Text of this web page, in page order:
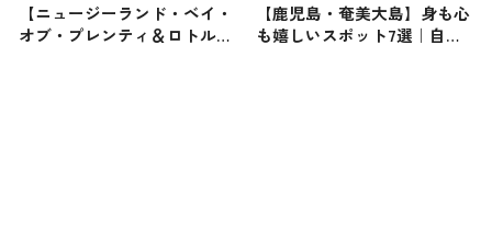
【ニュージーランド・ベイ・
オブ・プレンティ＆ロトル
【鹿児島・奄美大島】身も心
も嬉しいスポット7選｜自然